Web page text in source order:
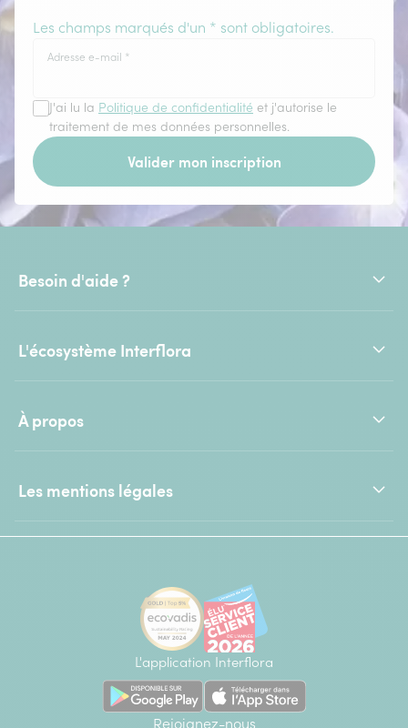
Les champs marqués d'un * sont obligatoires.
Adresse e-mail *
J'ai lu la Politique de confidentialité et j'autorise le
traitement de mes données personnelles.
Valider mon inscription
Besoin d'aide ?
L'écosystème Interflora
À propos
Les mentions légales
L'application Interflora
Rejoignez-nous